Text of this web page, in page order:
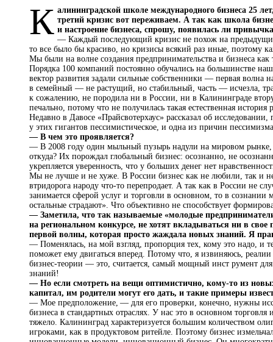
К алининградской школе международного бизнеса 25
третий кризис вот переживаем. А так как школа
и настроение бизнеса, спрошу, по­явилась ли
— Каждый последующий кризис не похож на
то все было бы красиво, но кризисы всякий раз иные, поэтому
Мы были на волне создания предпринимательства и бизнеса
Порядка 100 компаний постоянно обучались на большинстве
вектор развития задали сильные собственники — первая волна
в семейный — не растущий, но стабильный, часть — исчезла,
к сожалению, не породила ни в России, ни в Калининграде
печально, потому что не получилась такая естественная
Недавно в Давосе «Прайсвотерхаус» рассказал об
у этих гигантов пессимистическое, и одна из причин
— В чем это проявляется?
— В 2008 году один мыльный пузырь надули на мировом
откуда? Их порождал глобальный бизнес: осознанно, не
укрепляется уверенность, что у больших денег нет
Мы не лучше и не хуже. В России бизнес как не любили, так и
втридорога народу что-то перепродает. А так как в России не
занимается сферой услуг и торговли в основном, то в сознании
остальные страдают». Что объективно не способствует
— Заметила, что так называемые «молодые
на региональном конкурсе, не хотят вкладываться ни в
первой волны, которая просто жаждала новых знаний. Я
— Поменялась, на мой взгляд, пропорция тех, кому это надо, и
поможет ему двигаться вперед. Потому что, я извиняюсь,
бизнес-теории — это, считается, самый мощный инст румент
знаний!
— Но если смотреть на вещи оптимистично, кому-то из
капитал, им родители могут его дать, и такие примеры
— Мое предположение, — для его проверки, конечно, нужны
бизнеса в стандартных отраслях. У нас это в основном
тяжело. Калининград характеризуется большим количеством
игроками, как в продуктовом ритейле. Поэтому бизнес